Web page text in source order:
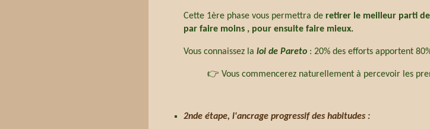
Cette 1ère phase vous permettra de retirer le meilleur parti
par faire moins , pour ensuite faire mieux.
Vous connaissez la loi de Pareto: 20% des efforts apportent
👉 Vous commencerez naturellement à percevoir les
2nde étape, l'ancrage progressif des habitudes :